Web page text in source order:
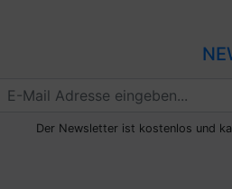
Der Newsletter ist kostenlos und